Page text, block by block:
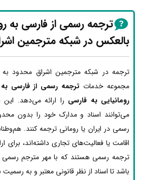
ترجمه رسمی از فارسی به
بالعکس در شبکه مترجمین
ترجمه در شبکه مترجمین اشراق
مجموعه خدمات ترجمه رسمی از فارسی به
رومانیایی به فارسی را ارائه می‌دهد.
می‌توانند اسناد و مدارک خود را بدون
رسمی در ایران یا رومانی ترجمه کنند.
اقامت یا فعالیت‌های تجاری داشته‌اند، برای
ترجمه رسمی هستند که با مهر مترجم رسمی
باشد تا اسناد از نظر قانونی معتبر و به